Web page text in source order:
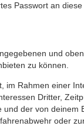
Passwort an
und
zu können.
im Rahmen einer
Dritter,
der von deinem
oder